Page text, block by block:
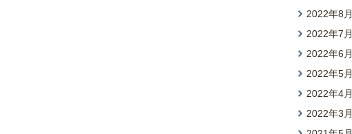
2022年8月
2022年7月
2022年6月
2022年5月
2022年4月
2022年3月